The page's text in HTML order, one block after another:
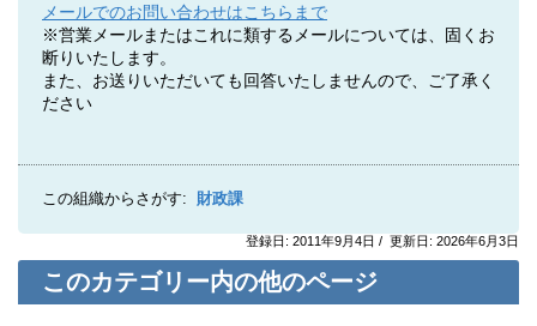
メールでのお問い合わせはこちらまで
※営業メールまたはこれに類するメールについては、固くお
断りいたします。
また、お送りいただいても回答いたしませんので、ご了承く
ださい
この組織からさがす: 財政課
登録日: 2011年9月4日 / 更新日: 2026年6月3日
このカテゴリー内の他のページ